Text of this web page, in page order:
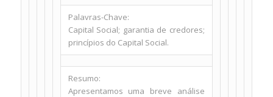
Palavras-Chave:
Capital Social; garantia de credores;
princípios do Capital Social.
Resumo:
Apresentamos uma breve análise